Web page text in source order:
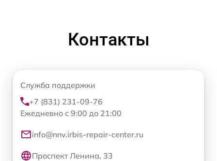
Контакты
Служба поддержки
+7 (831) 231-09-76
Ежедневно с 9:00 до 21:00
info@nnv.irbis-repair-center.ru
Проспект Ленина, 33